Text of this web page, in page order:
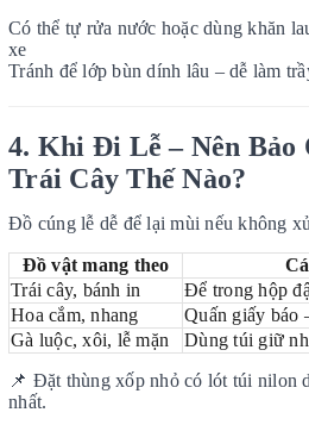
Có thể tự rửa nước hoặc dùng khăn
xe
Tránh để lớp bùn dính lâu – dễ làm
4. Khi Đi Lễ – Nên Bảo
Trái Cây Thế Nào?
Đồ cúng lễ dễ để lại mùi nếu không
Đồ vật mang theo
Trái cây, bánh in
Để trong hộp
Hoa cắm, nhang
Quấn giấy báo
Gà luộc, xôi, lễ mặn
Dùng túi giữ
📌 Đặt thùng xốp nhỏ có lót túi nilon
nhất.